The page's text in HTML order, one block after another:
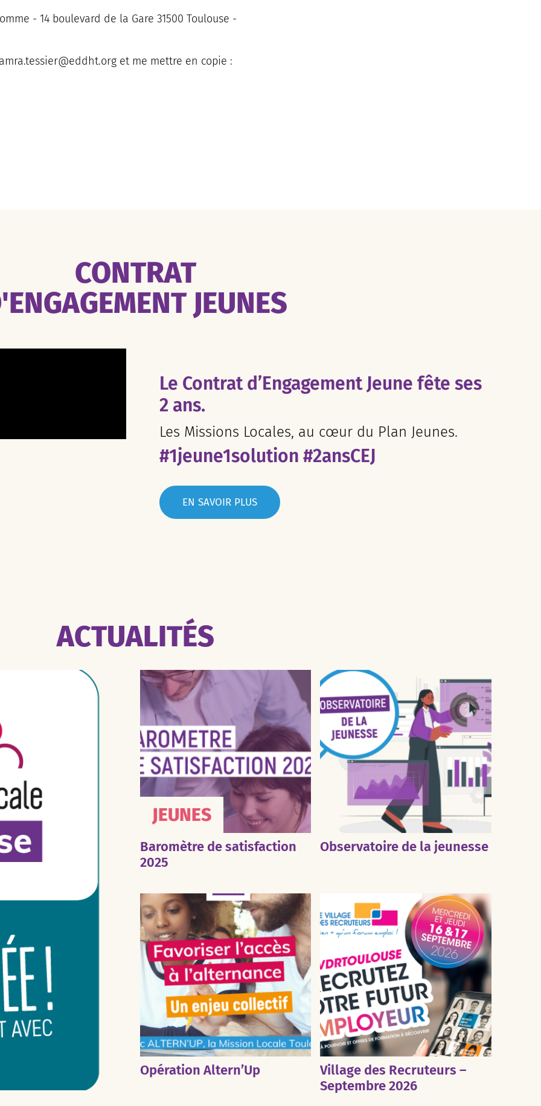
- 14 boulevard de la Gare 31500 Toulouse -
et me mettre en copie :
CONTRAT
JEUNES
Le Contrat d’Engagement Jeune fête ses
2 ans.
Les Missions Locales, au cœur du Plan Jeunes.
#1jeune1solution #2ansCEJ
EN SAVOIR PLUS
ACTUALITÉS
JEUNES
Baromètre de satisfaction
2025
Observatoire de la jeunesse
Opération Altern’Up
Village des Recruteurs –
Septembre 2026